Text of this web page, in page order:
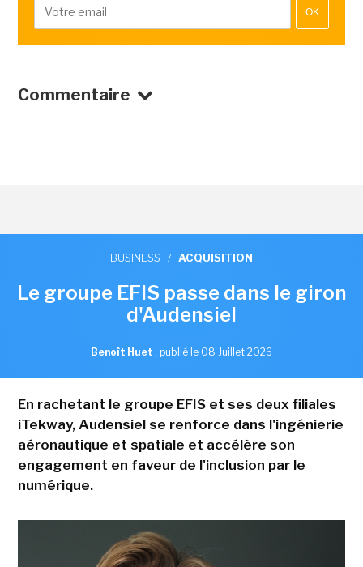
OK
Commentaire
BUSINESS / ACQUISITION
Le groupe EFIS passe dans le giron
d'Audensiel
Benoît Huet , publié le 08 Juillet 2026
En rachetant le groupe EFIS et ses deux filiales
iTekway, Audensiel se renforce dans l'ingénierie
aéronautique et spatiale et accélère son
engagement en faveur de l'inclusion par le
numérique.